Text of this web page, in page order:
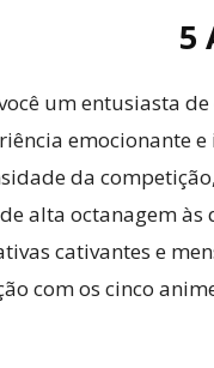
5
um entusiasta
emocionante
da
alta octanagem às
cativantes e
com os cinco